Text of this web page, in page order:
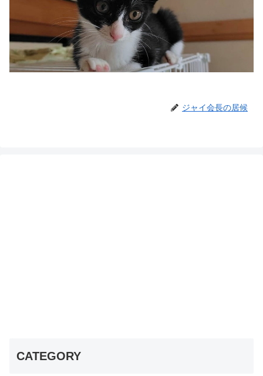
ジャイ会長の居候
CATEGORY